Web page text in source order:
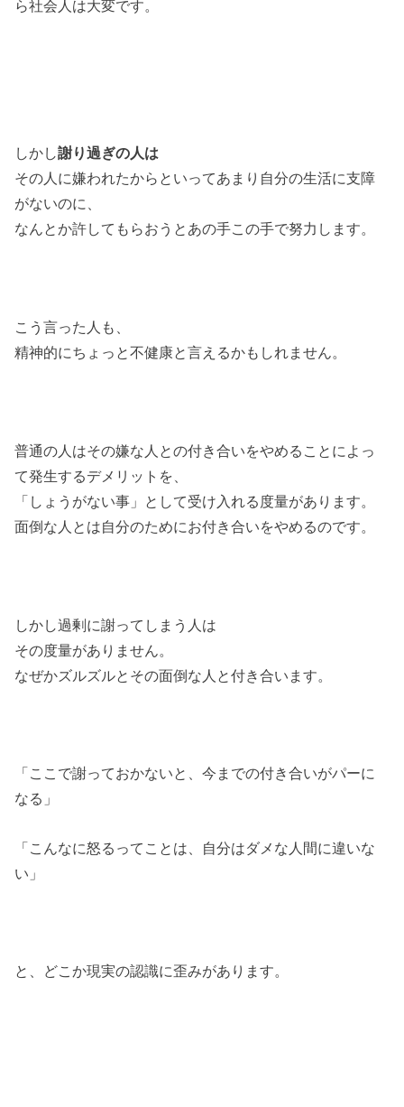
ら社会人は大変です。
しかし謝り過ぎの人は
その人に嫌われたからといってあまり自分の生活に支障
がないのに、
なんとか許してもらおうとあの手この手で努力します。
こう言った人も、
精神的にちょっと不健康と言えるかもしれません。
普通の人はその嫌な人との付き合いをやめることによっ
て発生するデメリットを、
「しょうがない事」として受け入れる度量があります。
面倒な人とは自分のためにお付き合いをやめるのです。
しかし過剰に謝ってしまう人は
その度量がありません。
なぜかズルズルとその面倒な人と付き合います。
「ここで謝っておかないと、今までの付き合いがパーに
なる」
「こんなに怒るってことは、自分はダメな人間に違いな
い」
と、どこか現実の認識に歪みがあります。